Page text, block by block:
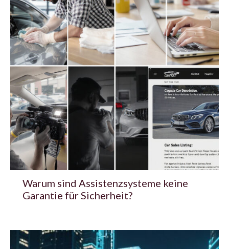
Warum sind Assistenzsysteme keine
Garantie für Sicherheit?